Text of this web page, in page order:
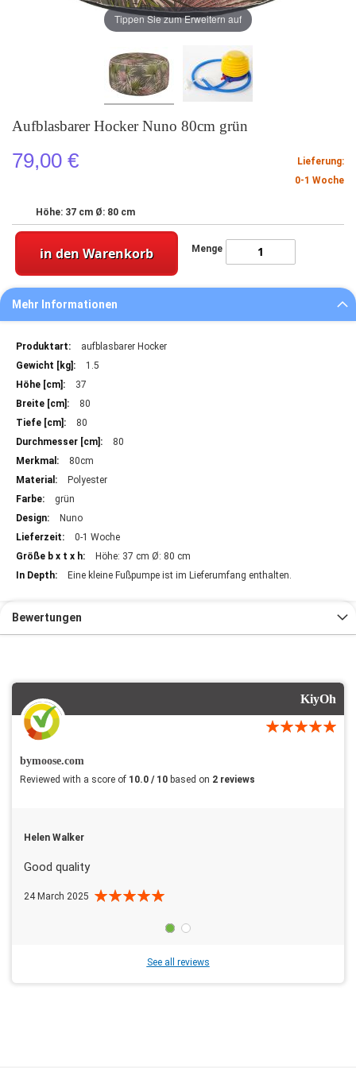
Aufblasbarer Hocker Nuno 80cm grün
79,00 €
Lieferung:
0-1 Woche
Höhe: 37 cm Ø: 80 cm
Menge
in den Warenkorb
Tippen Sie zum Erweitern auf
Mehr Informationen
Mehr
Informationen
aufblasbarer Hocker
1.5
37
80
80
80
80cm
Polyester
grün
Nuno
0-1 Woche
Höhe: 37 cm Ø: 80 cm
Eine kleine Fußpumpe ist im Lieferumfang enthalten.
Bewertungen
KiyOh
bymoose.com
Reviewed with a score of 10.0 / 10 based on 2 reviews
Helen Walker
Good quality
24 March 2025
See all reviews